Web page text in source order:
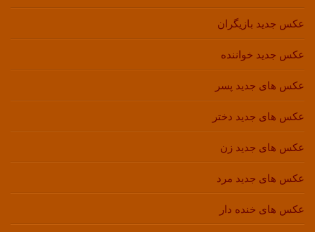
عکس جدید بازیگران
عکس جدید خواننده
عکس های جدید پسر
عکس های جدید دختر
عکس های جدید زن
عکس های جدید مرد
عکس های خنده دار